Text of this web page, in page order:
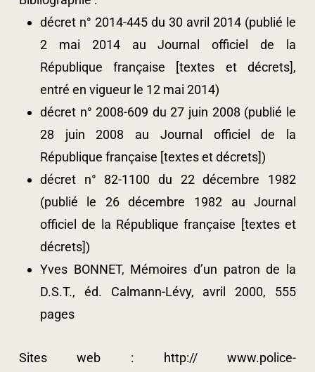
décret n° 2014-445 du 30 avril 2014 (publié le
2 mai 2014 au Journal officiel de la
République française [textes et décrets],
entré en vigueur le 12 mai 2014)
décret n° 2008-609 du 27 juin 2008 (publié le
28 juin 2008 au Journal officiel de la
République française [textes et décrets])
décret n° 82-1100 du 22 décembre 1982
(publié le 26 décembre 1982 au Journal
officiel de la République française [textes et
décrets])
Yves BONNET, Mémoires d’un patron de la
D.S.T., éd. Calmann-Lévy, avril 2000, 555
pages
Sites web : http:// www.police-